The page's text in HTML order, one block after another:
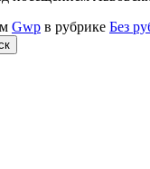
Gwp в рубрике Без